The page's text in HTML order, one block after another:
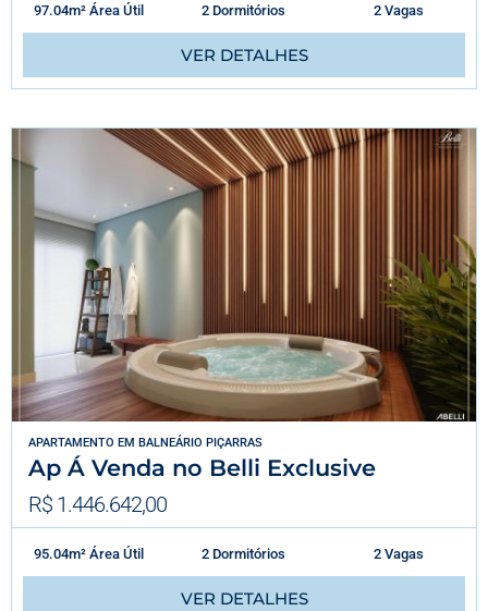
97.04m² Área Útil 2 Dormitórios 2 Vagas
VER DETALHES
APARTAMENTO EM BALNEÁRIO PIÇARRAS
Ap Á Venda no Belli Exclusive
R$ 1.446.642,00
95.04m² Área Útil 2 Dormitórios 2 Vagas
VER DETALHES